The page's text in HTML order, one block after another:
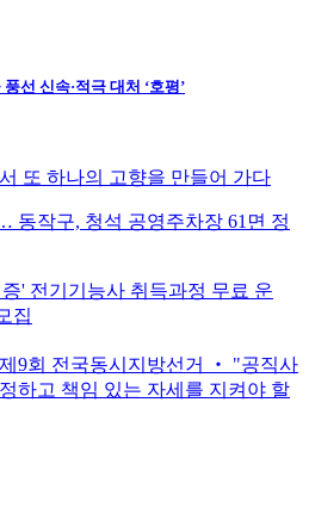
선 신속·적극 대처 ‘호평’
또 하나의 고향을 만들어 가다
동작구, 청석 공영주차장 61면 정
' 전기기능사 취득과정 무료 운
집
9회 전국동시지방선거 ‧ "공직사
하고 책임 있는 자세를 지켜야 할